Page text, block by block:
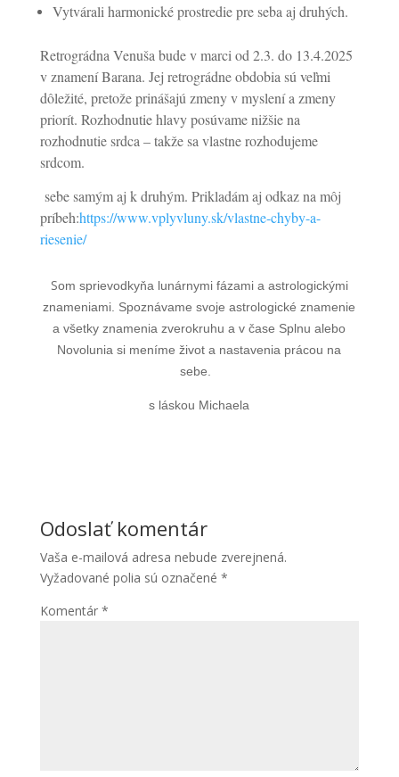
Vytvárali harmonické prostredie pre seba aj druhých.
Retrográdna Venuša bude v marci od 2.3. do 13.4.2025
v znamení Barana. Jej retrográdne obdobia sú veľmi
dôležité, pretože prinášajú zmeny v myslení a zmeny
priorít. Rozhodnutie hlavy posúvame nižšie na
rozhodnutie srdca – takže sa vlastne rozhodujeme
srdcom.
sebe samým aj k druhým. Prikladám aj odkaz na môj
príbeh:https://www.vplyvluny.sk/vlastne-chyby-a-
riesenie/
Som sprievodkyňa lunárnymi fázami a astrologickými
znameniami. Spoznávame svoje astrologické znamenie
a všetky znamenia zverokruhu a v čase Splnu alebo
Novolunia si meníme život a nastavenia prácou na
sebe.
s láskou Michaela
Odoslať komentár
Vaša e-mailová adresa nebude zverejnená.
Vyžadované polia sú označené *
Komentár *